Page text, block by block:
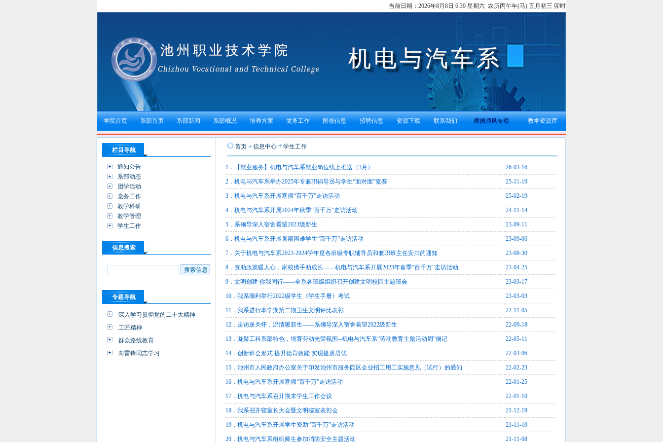
当前日期： 2026年8月8日 6:39 星期六 农历丙午年(马) 五月初三 卯时
学院首页 系部首页 系部新闻 系部概况 培养方案 党务工作 图视信息 招聘信息 资源下载 联系我们 师德师风专项 教学资源库
栏目导航
通知公告
系部动态
团学活动
党务工作
教学科研
教学管理
学生工作
信息搜索
专题导航
深入学习贯彻党的二十大精神
工匠精神
群众路线教育
向雷锋同志学习
首页 信息中心 学生工作
1．【就业服务】机电与汽车系就业岗位线上推送（3月） 26-03-16
2．机电与汽车系举办2025年专兼职辅导员与学生“面对面”竞赛 25-11-19
3．机电与汽车系开展寒假“百千万”走访活动 25-02-19
4．机电与汽车系开展2024年秋季“百千万”走访活动 24-11-14
5．系领导深入宿舍看望2023级新生 23-09-11
6．机电与汽车系开展暑期困难学生“百千万”走访活动 23-09-06
7．关于机电与汽车系2023-2024学年度各班级专职辅导员和兼职班主任安排的通知 23-08-30
8．资助政策暖人心，家校携手助成长——机电与汽车系开展2023年春季“百千万”走访活动 23-04-25
9．文明创建 你我同行——全系各班级组织召开创建文明校园主题班会 23-03-17
10．我系顺利举行2022级学生《学生手册》考试 23-03-03
11．我系进行本学期第二期卫生文明评比表彰 22-11-05
12．走访送关怀，温情暖新生——系领导深入宿舍看望2022级新生 22-09-18
13．凝聚工科系部特色，培育劳动光荣氛围--机电与汽车系“劳动教育主题活动周”侧记 22-05-11
14．创新班会形式 提升德育效能 实现提质培优 22-03-06
15．池州市人民政府办公室关于印发池州市服务园区企业招工用工实施意见（试行）的通知 22-02-23
16．机电与汽车系开展寒假“百千万”走访活动 22-01-25
17．机电与汽车系召开期末学生工作会议 22-01-10
18．我系召开寝室长大会暨文明寝室表彰会 21-12-19
19．机电与汽车系开展学生资助“百千万”走访活动 21-11-10
20．机电与汽车系组织师生参加消防安全主题活动 21-11-08